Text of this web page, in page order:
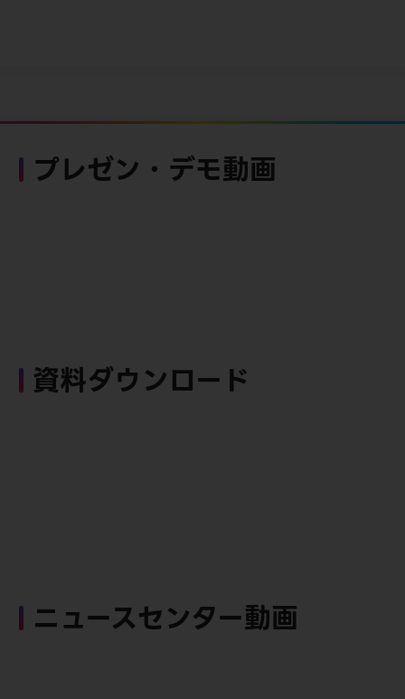
プレゼン・デモ動画
資料ダウンロード
ニュースセンター動画